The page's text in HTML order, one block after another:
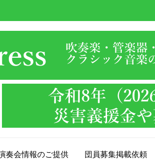
奏会情報のご提供 団員募集掲載依頼